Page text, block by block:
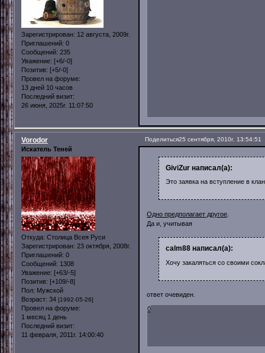
Зарегистрирован: 12 августа, 2009г.
Приглашений: 0
Сообщений: 235
Уважение: [+6/-0]
Позитив: [+5/-0]
Провел на форуме:
13 дней 10 часов
Последний визит:
26 июня, 2025г. 11:07:50
Поделиться25 сентября, 2010г. 13:54:51
Vorodor
Искатель Теней
Откуда: Столица Всея Руси
Зарегистрирован: 23 октября, 2008г.
Приглашений: 0
Сообщений: 1308
Уважение: [+63/-5]
Позитив: [+109/-8]
Пол: Мужской
Возраст: 34 [1992-05-26]
Провел на форуме:
1 месяц 1 день
Последний визит:
11 февраля, 2011г. 14:00:40
GiviZur написал(а):
Это заявка на вступление в
Одно предполагает другое
Да и, учитывая
calm88 написал(а):
Хочу закаляться со своими
ответ очевиден.
0